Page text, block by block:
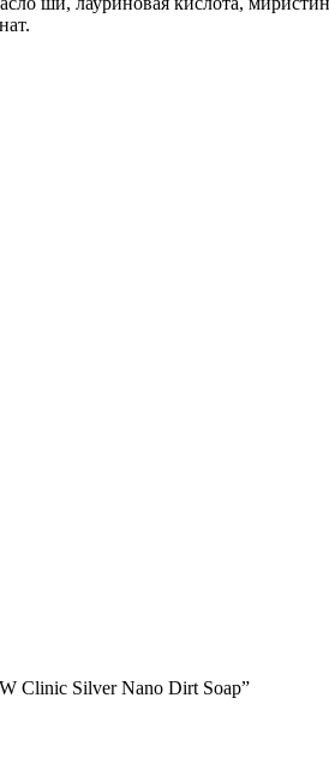
Clinic Silver Nano Dirt Soap”